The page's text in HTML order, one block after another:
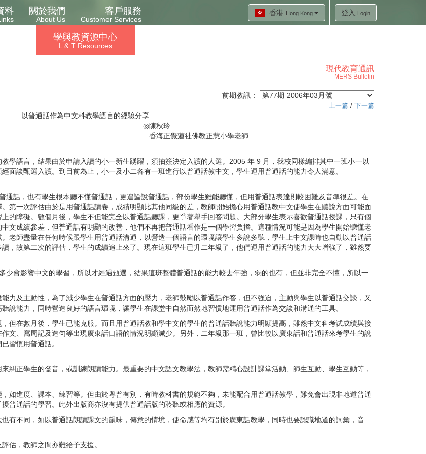
香港 Hong Kong 登入 Login
料 關於我們
About Us
客戶服務
Customer Services
學與教資源中心
L & T Resources
現代教育通訊
MERS Bulletin
前期教訊：
上一篇 / 下一篇
以普通話作為中文科教學語言的經驗分享
◎陳秋玲
香海正覺蓮社佛教正慧小學老師
學語言，結果由於申請入讀的小一新生踴躍，須抽簽決定入讀的人選。 2005 年 9 月，我校同樣編排其中一班小一以
面談甄選入讀。到目前為止，小一及小二各有一班進行以普通話教中文，學生運用普通話的能力令人滿意。
通話，也有學生根本聽不懂普通話，更遑論說普通話，部份學生雖能聽懂，但用普通話表達則較困難及音準很差。在
第一次評估由於是用普通話讀卷，成績明顯比其他同級的差，教師開始擔心用普通話教中文使學生在聽說方面可能面
的障礙。數個月後，學生不但能完全以普通話聽課，更爭著舉手回答問題。大部分學生表示喜歡普通話授課，只有個
文成績參差，但普通話有明顯的改善，他們不再把普通話看作是一個學習負擔。這種情況可能是因為學生開始聽懂老
老師盡量在任何時候跟學生用普通話溝通，以營造一個語言的環境讓學生多說多聽，學生上中文課時也自動以普通話
，故第二次的評估，學生的成績追上來了。現在這班學生已升二年級了，他們運用普通話的能力大大增強了，雖然要
少會影響中文的學習，所以才經過甄選，結果這班整體普通話的能力較去年強，弱的也有，但並非完全不懂，所以一
力及主動性，為了減少學生在普通話方面的壓力，老師鼓勵以普通話作答，但不強迫，主動與學生以普通話交談，又
說能力，同時營造良好的語言環境，讓學生在課堂中自然而然地習慣地運用普通話作為交談和溝通的工具。
但在數月後，學生已能克服。而且用普通話教和學中文的學生的普通話聽說能力明顯提高，雖然中文科考試成績與接
文、寫周記及造句等出現廣東話口語的情況明顯減少。另外，二年級那一班，曾比較以廣東話和普通話來考學生的說
習慣用普通話。
糾正學生的發音，或訓練朗讀能力。最重要的中文語文教學法，教師需精心設計課堂活動、師生互動、學生互動等，
如進度、課本、練習等。但由於粵普有別，有時教科書的規範不夠，未能配合用普通話教學，難免會出現非地道普通
普通話的學習。此外出版商亦沒有提供普通話版的聆聽或相應的資源。
有不同，如以普通話朗讀課文的韻味，傳意的情境，使命感等均有別於廣東話教學，同時也要認識地道的詞彙，音
估，教師之間亦難給予支援。